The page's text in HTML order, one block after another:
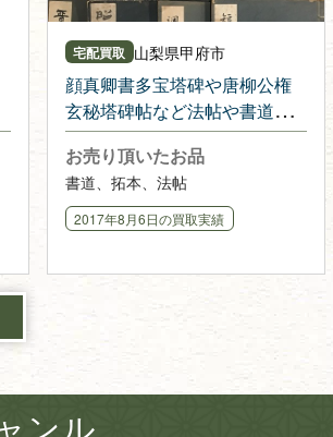
宅配買取 山梨県甲府市
顔真卿書多宝塔碑や唐柳公権
玄秘塔碑帖など法帖や書道の
本
お売り頂いたお品
書道、拓本、法帖
2017年8月6日の買取実績
ンル